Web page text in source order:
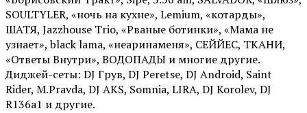
SOULTYLER, «ночь на кухне», Lemium, «котарды»,
ШАТЯ, Jazzhouse Trio, «Рваные ботинки», «Мама не
узнает», black lama, «неаринаменя», СЕЙЙЕС, ТКАНИ,
«Ответы Внутри», ВОДОПАДЫ и многие другие.
Диджей-сеты: DJ Грув, DJ Peretse, DJ Android, Saint
Rider, М.Pravda, DJ AKS, Somnia, LIRA, DJ Korolev, DJ
R136a1 и другие.